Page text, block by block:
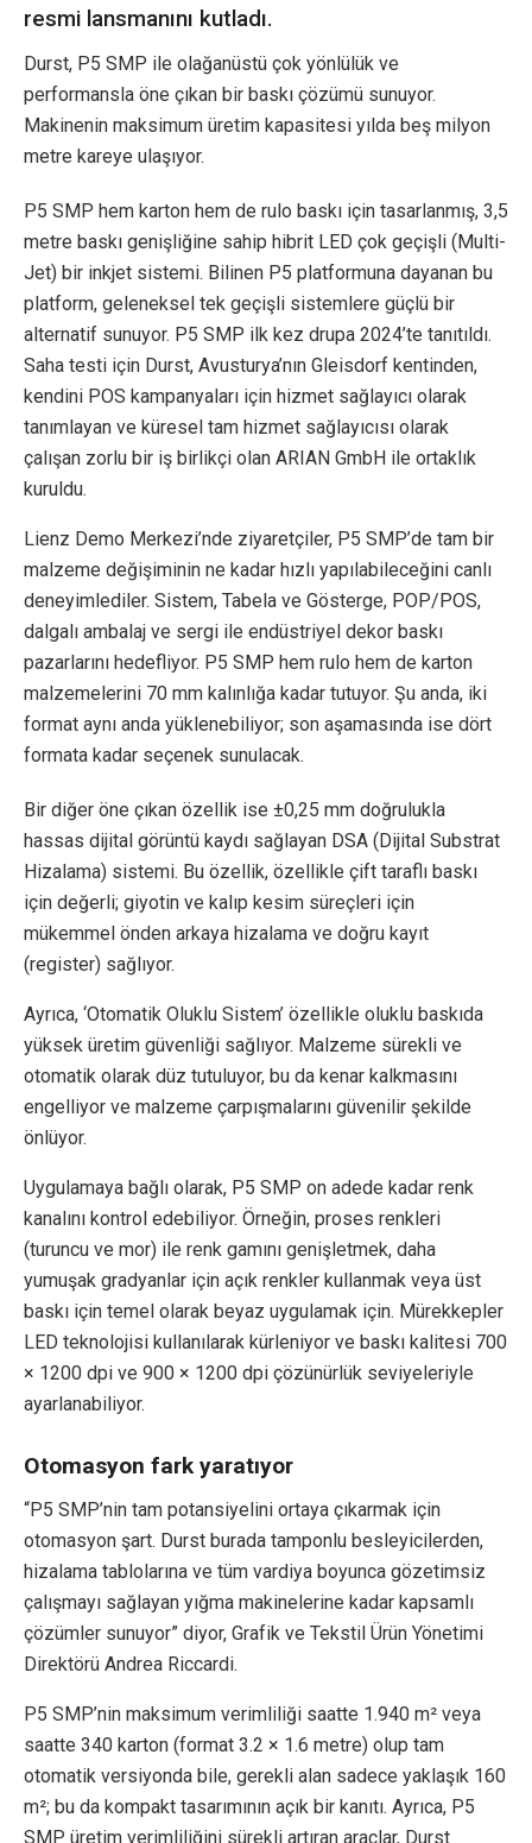
resmi lansmanını kutladı.
Durst, P5 SMP ile olağanüstü çok yönlülük ve
performansla öne çıkan bir baskı çözümü sunuyor.
Makinenin maksimum üretim kapasitesi yılda beş milyon
metre kareye ulaşıyor.
P5 SMP hem karton hem de rulo baskı için tasarlanmış, 3,5
metre baskı genişliğine sahip hibrit LED çok geçişli (Multi-
Jet) bir inkjet sistemi. Bilinen P5 platformuna dayanan bu
platform, geleneksel tek geçişli sistemlere güçlü bir
alternatif sunuyor. P5 SMP ilk kez drupa 2024’te tanıtıldı.
Saha testi için Durst, Avusturya’nın Gleisdorf kentinden,
kendini POS kampanyaları için hizmet sağlayıcı olarak
tanımlayan ve küresel tam hizmet sağlayıcısı olarak
çalışan zorlu bir iş birlikçi olan ARIAN GmbH ile ortaklık
kuruldu.
Lienz Demo Merkezi’nde ziyaretçiler, P5 SMP’de tam bir
malzeme değişiminin ne kadar hızlı yapılabileceğini canlı
deneyimlediler. Sistem, Tabela ve Gösterge, POP/POS,
dalgalı ambalaj ve sergi ile endüstriyel dekor baskı
pazarlarını hedefliyor. P5 SMP hem rulo hem de karton
malzemelerini 70 mm kalınlığa kadar tutuyor. Şu anda, iki
format aynı anda yüklenebiliyor; son aşamasında ise dört
formata kadar seçenek sunulacak.
Bir diğer öne çıkan özellik ise ±0,25 mm doğrulukla
hassas dijital görüntü kaydı sağlayan DSA (Dijital Substrat
Hizalama) sistemi. Bu özellik, özellikle çift taraflı baskı
için değerli; giyotin ve kalıp kesim süreçleri için
mükemmel önden arkaya hizalama ve doğru kayıt
(register) sağlıyor.
Ayrıca, ‘Otomatik Oluklu Sistem’ özellikle oluklu baskıda
yüksek üretim güvenliği sağlıyor. Malzeme sürekli ve
otomatik olarak düz tutuluyor, bu da kenar kalkmasını
engelliyor ve malzeme çarpışmalarını güvenilir şekilde
önlüyor.
Uygulamaya bağlı olarak, P5 SMP on adede kadar renk
kanalını kontrol edebiliyor. Örneğin, proses renkleri
(turuncu ve mor) ile renk gamını genişletmek, daha
yumuşak gradyanlar için açık renkler kullanmak veya üst
baskı için temel olarak beyaz uygulamak için. Mürekkepler
LED teknolojisi kullanılarak kürleniyor ve baskı kalitesi 700
× 1200 dpi ve 900 × 1200 dpi çözünürlük seviyeleriyle
ayarlanabiliyor.
Otomasyon fark yaratıyor
“P5 SMP’nin tam potansiyelini ortaya çıkarmak için
otomasyon şart. Durst burada tamponlu besleyicilerden,
hizalama tablolarına ve tüm vardiya boyunca gözetimsiz
çalışmayı sağlayan yığma makinelerine kadar kapsamlı
çözümler sunuyor” diyor, Grafik ve Tekstil Ürün Yönetimi
Direktörü Andrea Riccardi.
P5 SMP’nin maksimum verimliliği saatte 1.940 m² veya
saatte 340 karton (format 3.2 × 1.6 metre) olup tam
otomatik versiyonda bile, gerekli alan sadece yaklaşık 160
m²; bu da kompakt tasarımının açık bir kanıtı. Ayrıca, P5
SMP üretim verimliliğini sürekli artıran araçlar, Durst